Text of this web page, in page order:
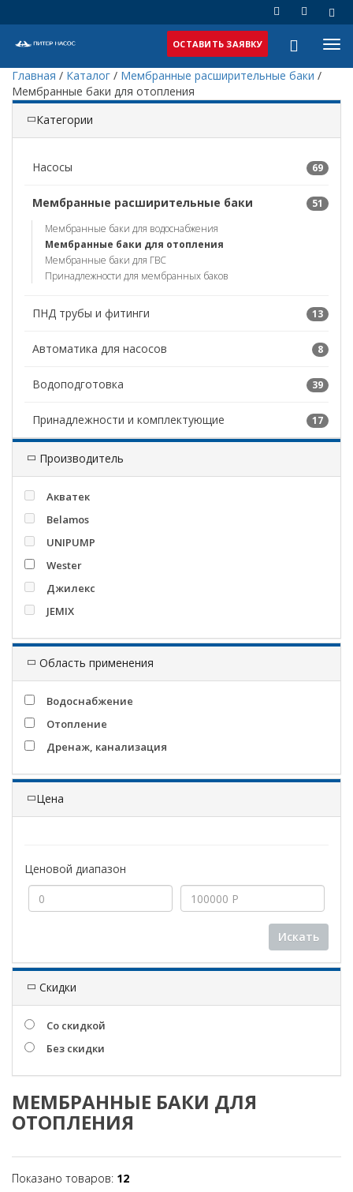
ОСТАВИТЬ ЗАЯВКУ
Главная / Каталог / Мембранные расширительные баки /
Мембранные баки для отопления
Категории
Насосы 69
Мембранные расширительные баки
51
Мембранные баки для водоснабжения
Мембранные баки для отопления
Мембранные баки для ГВС
Принадлежности для мембранных баков
ПНД трубы и фитинги 13
Автоматика для насосов 8
Водоподготовка 39
Принадлежности и комплектующие 17
Производитель
Акватек
Belamos
UNIPUMP
Wester
Джилекс
JEMIX
Область применения
Водоснабжение
Отопление
Дренаж, канализация
Цена
Ценовой диапазон
Искать
Скидки
Со скидкой
Без скидки
МЕМБРАННЫЕ БАКИ ДЛЯ
ОТОПЛЕНИЯ
Показано товаров: 12